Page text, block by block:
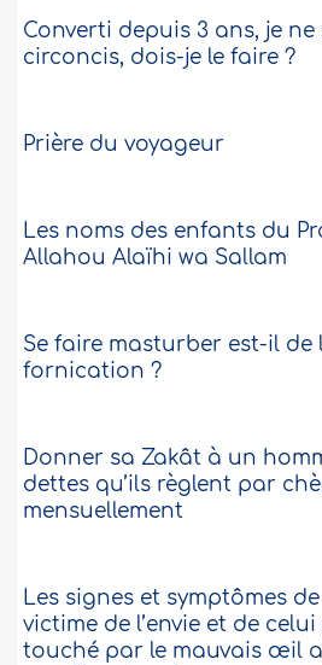
Converti depuis 3 ans, je ne
circoncis, dois-je le faire ?
Prière du voyageur
Les noms des enfants du
Allahou Alaïhi wa Sallam
Se faire masturber est-il de
fornication ?
Donner sa Zakât à un
dettes qu’ils règlent par
mensuellement
Les signes et symptômes
victime de l’envie et de
touché par le mauvais œil